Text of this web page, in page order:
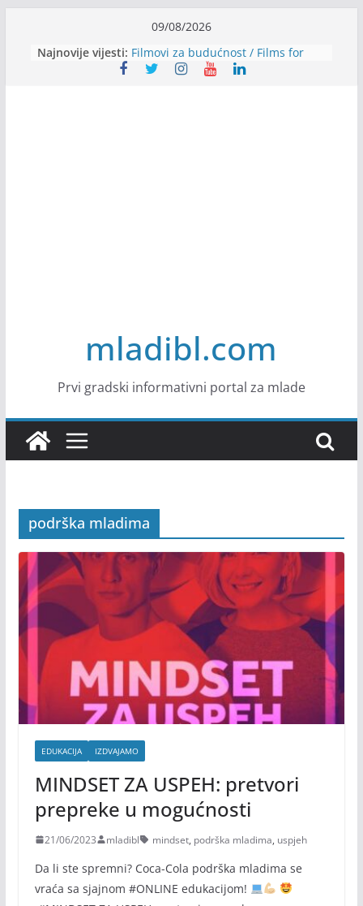
content
09/08/2026
Najnovije vijesti: Filmovi za budućnost / Films for
Future
mladibl.com
Prvi gradski informativni portal za mlade
podrška mladima
EDUKACIJA IZDVAJAMO
MINDSET ZA USPEH: pretvori
prepreke u mogućnosti
21/06/2023 mladibl mindset, podrška mladima, uspjeh
Da li ste spremni? Coca-Cola podrška mladima se
vraća sa sjajnom #ONLINE edukacijom!